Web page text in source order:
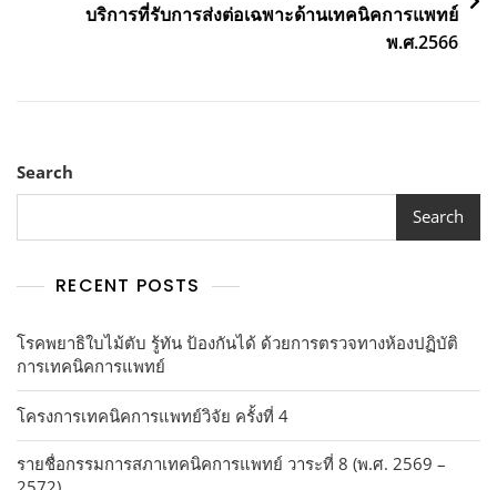
บริการที่รับการส่งต่อเฉพาะด้านเทคนิคการแพทย์
พ.ศ.2566
Search
Search
RECENT POSTS
โรคพยาธิใบไม้ตับ รู้ทัน ป้องกันได้ ด้วยการตรวจทางห้องปฏิบัติ
การเทคนิคการแพทย์
โครงการเทคนิคการแพทย์วิจัย ครั้งที่ 4
รายชื่อกรรมการสภาเทคนิคการแพทย์ วาระที่ 8 (พ.ศ. 2569 –